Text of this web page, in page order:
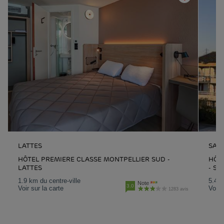
LATTES
HÔTEL PREMIERE CLASSE MONTPELLIER SUD -
LATTES
1.9 km du centre-ville
Voir sur la carte
3.0 Note
1283 avis
-
5.4
Voir